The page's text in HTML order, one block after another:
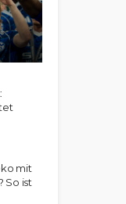
mit
So ist